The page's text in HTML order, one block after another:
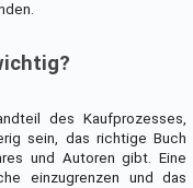
des Kaufprozesses,
sein, das richtige Buch
und Autoren gibt. Eine
einzugrenzen und das